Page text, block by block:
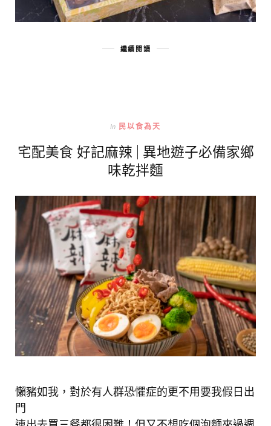
繼續閱讀
In 民以食為天
宅配美食 好記麻辣 | 異地遊子必備家鄉
味乾拌麵
懶豬如我，對於有人群恐懼症的更不用要我假日出
門